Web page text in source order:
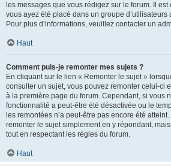
les messages que vous rédigez sur le forum. Il
vous ayez été placé dans un groupe
Pour plus d’informations, veuillez contacter un
Haut
Comment puis-je remonter mes sujets ?
En cliquant sur le lien « Remonter le sujet »
consulter un sujet, vous pouvez remonter celui-ci
à la première page du forum. Cependant, si vous
fonctionnalité a peut-être été désactivée ou le
les remontées n’a peut-être pas encore été
remonter le sujet simplement en y répondant,
tout en respectant les règles du forum.
Haut